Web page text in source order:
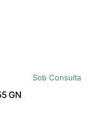
Sob Consulta
GN